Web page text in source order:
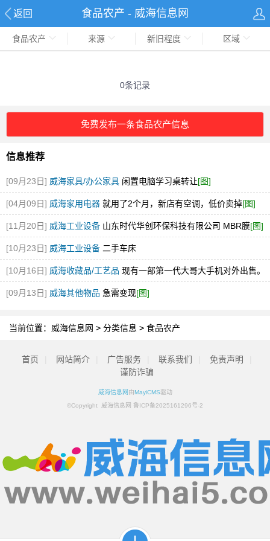
食品农产 来源 新旧程度 区域
0条记录
免费发布一条食品农产信息
信息推荐
[09月23日] 威海家具/办公家具 闲置电脑学习桌转让[图]
[04月09日] 威海家用电器 就用了2个月，新店有空调，低价卖掉[图]
[11月20日] 威海工业设备 山东时代华创环保科技有限公司 MBR膜[图]
[10月23日] 威海工业设备 二手车床
[10月16日] 威海收藏品/工艺品 现有一部第一代大哥大手机对外出售。
[09月13日] 威海其他物品 急需变现[图]
当前位置： 威海信息网 > 分类信息 > 食品农产
返回 食品农产 - 威海信息网
首页 网站简介 广告服务 联系我们 免责声明
谨防诈骗
威海信息网 由MayiCMS驱动
©Copyright 威海信息网 鲁ICP备2025161296号-2